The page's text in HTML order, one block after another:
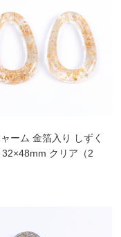
ーム 金箔入り しずく
32×48mm クリア（2